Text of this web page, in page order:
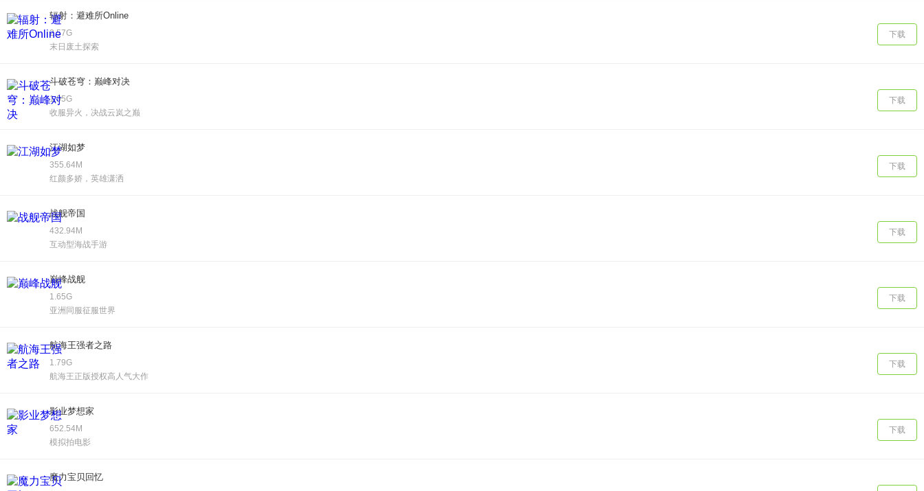
辐射：避难所Online
2.57G
末日废土探索
下载
斗破苍穹：巅峰对决
1.05G
收服异火，决战云岚之巅
下载
江湖如梦
355.64M
红颜多娇，英雄潇洒
下载
战舰帝国
432.94M
互动型海战手游
下载
巅峰战舰
1.65G
亚洲同服征服世界
下载
航海王强者之路
1.79G
航海王正版授权高人气大作
下载
影业梦想家
652.54M
模拟拍电影
下载
魔力宝贝回忆